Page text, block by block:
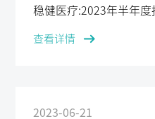
稳健医疗:2023年半年度
查看详情
2023-06-21